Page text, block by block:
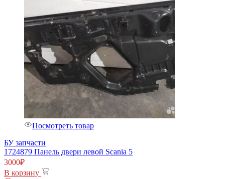
Посмотреть товар
БУ запчасти
1724879 Панель двери левой Scania 5
3000₽
В корзину